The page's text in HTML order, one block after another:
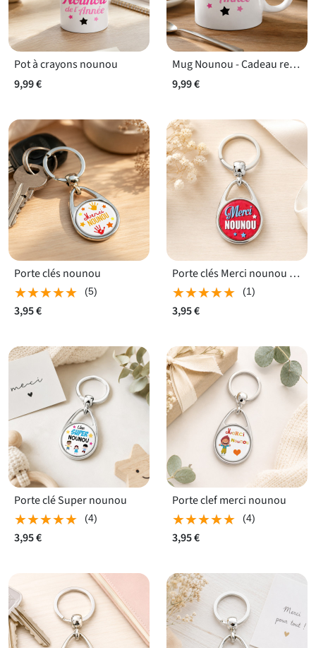
Pot à crayons nounou
9,99 €
Mug Nounou - Cadeau remerciement nounou original
9,99 €
Porte clés nounou
★★★★★
★★★★★ (5)
3,95 €
Porte clés Merci nounou - rose
★★★★★
★★★★★ (1)
3,95 €
Porte clé Super nounou
★★★★★
★★★★★ (4)
3,95 €
Porte clef merci nounou
★★★★★
★★★★★ (4)
3,95 €